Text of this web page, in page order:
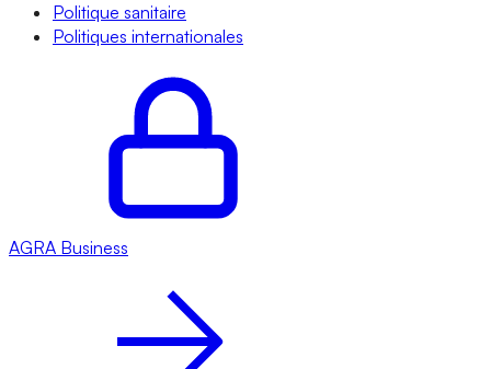
Politique sanitaire
Politiques internationales
AGRA Business